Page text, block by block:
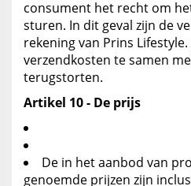
consument het recht om
sturen. In dit geval zijn de
rekening van Prins
verzendkosten te samen
terugstorten.
Artikel 10 - De prijs
De in het aanbod van
genoemde prijzen zijn